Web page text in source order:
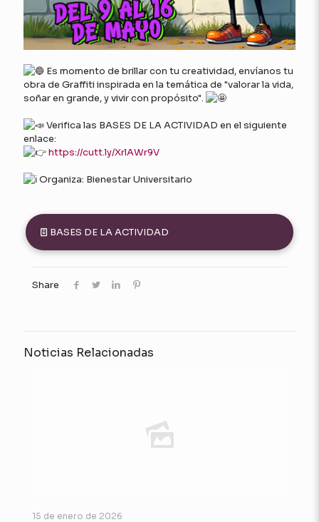
Es momento de brillar con tu creatividad, envíanos tu
obra de Graffiti inspirada en la temática de "valorar la vida,
soñar en grande, y vivir con propósito".
Verifica las BASES DE LA ACTIVIDAD en el siguiente
enlace:
https://cutt.ly/XrlAWr9V
Organiza: Bienestar Universitario
BASES DE LA ACTIVIDAD
Share
Noticias Relacionadas
15 de enero de 2026